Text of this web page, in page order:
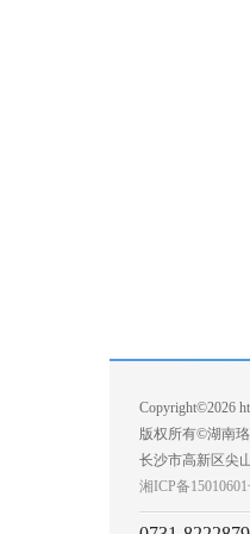
Copyright©2026
版权所有©湖南
长沙市高新区尖
湘ICP备